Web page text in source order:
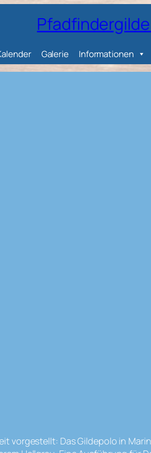
Galerie Informationen
vorgestellt: Das Gildepolo in